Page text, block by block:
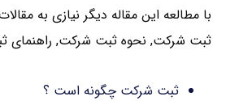
با مطالعه این مقاله دیگر نیازی به
ثبت شرکت, نحوه ثبت شرکت,
ثبت شرکت چگونه است ؟